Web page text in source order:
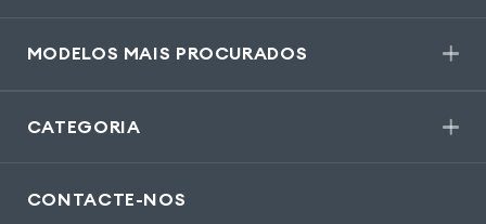
MODELOS MAIS PROCURADOS
CATEGORIA
CONTACTE-NOS